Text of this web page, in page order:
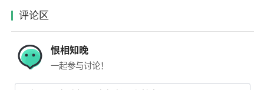
评论区
恨相知晚
一起参与讨论！